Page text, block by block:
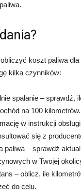
koszt paliwa
kilka czynników:
spalanie – sprawdź,
na 100
w instrukcji
się z
paliwa – sprawdź
w Twojej
– oblicz, ile
do celu.